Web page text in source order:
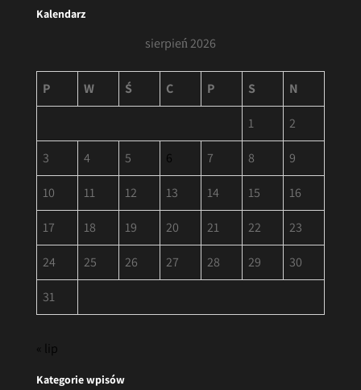
Kalendarz
sierpień 2026
P W Ś C P S N
1 2
3 4 5 6 7 8 9
10 11 12 13 14 15 16
17 18 19 20 21 22 23
24 25 26 27 28 29 30
31
« lip
Kategorie wpisów